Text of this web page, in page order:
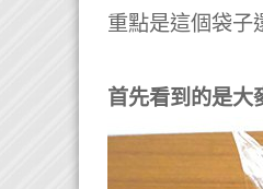
重點是這個袋子
首先看到的是大